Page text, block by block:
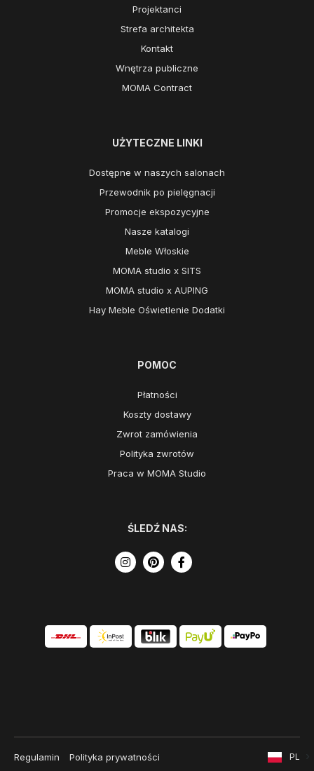
Projektanci
Strefa architekta
Kontakt
Wnętrza publiczne
MOMA Contract
UŻYTECZNE LINKI
Dostępne w naszych salonach
Przewodnik po pielęgnacji
Promocje ekspozycyjne
Nasze katalogi
Meble Włoskie
MOMA studio x SITS
MOMA studio x AUPING
Hay Meble Oświetlenie Dodatki
POMOC
Płatności
Koszty dostawy
Zwrot zamówienia
Polityka zwrotów
Praca w MOMA Studio
ŚLEDŹ NAS:
Regulamin Polityka prywatności PL